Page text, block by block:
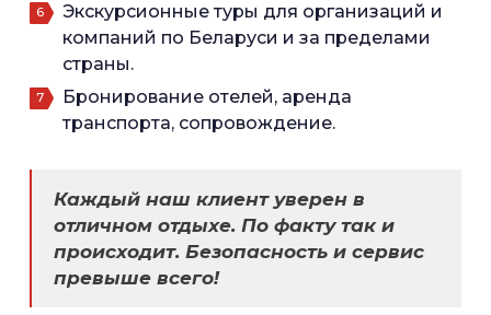
Экскурсионные туры для организаций и
компаний по Беларуси и за пределами
страны.
Бронирование отелей, аренда
транспорта, сопровождение.
Каждый наш клиент уверен в
отличном отдыхе. По факту так и
происходит. Безопасность и сервис
превыше всего!